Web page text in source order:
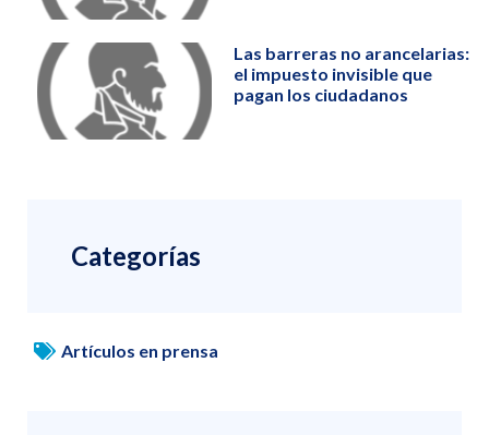
Las barreras no arancelarias:
el impuesto invisible que
pagan los ciudadanos
Categorías
Artículos en prensa